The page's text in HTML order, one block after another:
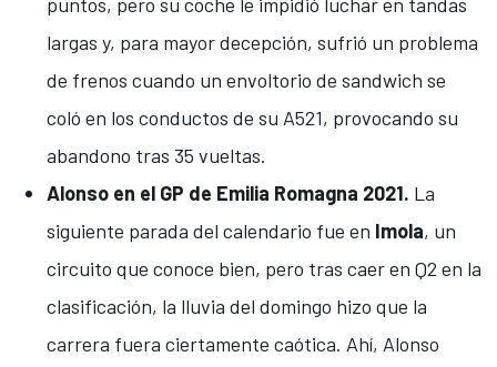
largas y, para mayor decepción, sufrió un problema
de frenos cuando un envoltorio de sandwich se
coló en los conductos de su A521, provocando su
abandono tras 35 vueltas.
Alonso en el GP de Emilia Romagna 2021. La
siguiente parada del calendario fue en Imola, un
circuito que conoce bien, pero tras caer en Q2 en la
clasificación, la lluvia del domingo hizo que la
carrera fuera ciertamente caótica. Ahí, Alonso